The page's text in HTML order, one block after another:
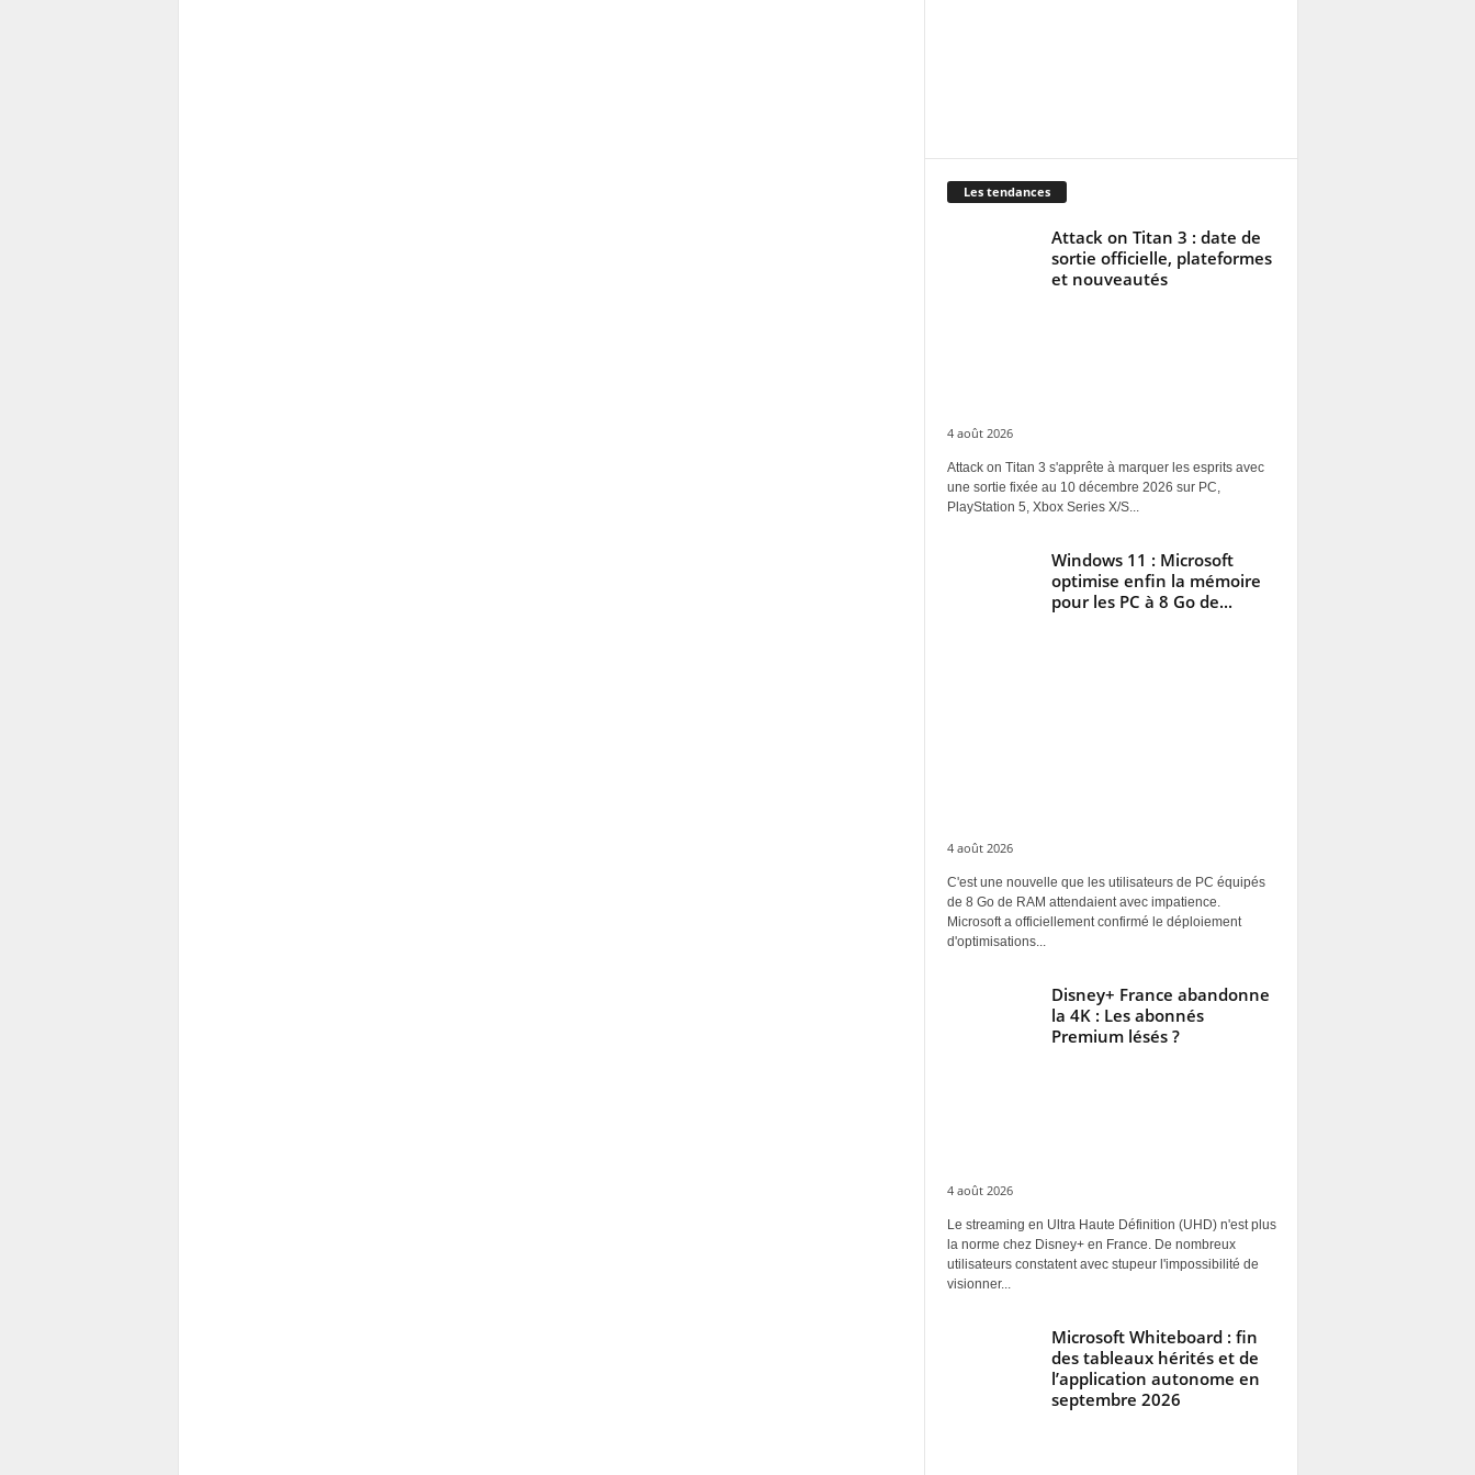
Les tendances
Attack on Titan 3 : date de
sortie officielle, plateformes
et nouveautés
4 août 2026
Attack on Titan 3 s'apprête à marquer les esprits avec
une sortie fixée au 10 décembre 2026 sur PC,
PlayStation 5, Xbox Series X/S...
Windows 11 : Microsoft
optimise enfin la mémoire
pour les PC à 8 Go de...
4 août 2026
C'est une nouvelle que les utilisateurs de PC équipés
de 8 Go de RAM attendaient avec impatience.
Microsoft a officiellement confirmé le déploiement
d'optimisations...
Disney+ France abandonne
la 4K : Les abonnés
Premium lésés ?
4 août 2026
Le streaming en Ultra Haute Définition (UHD) n'est plus
la norme chez Disney+ en France. De nombreux
utilisateurs constatent avec stupeur l'impossibilité de
visionner...
Microsoft Whiteboard : fin
des tableaux hérités et de
l’application autonome en
septembre 2026